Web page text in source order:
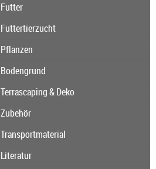
Futter
Futtertierzucht
Pflanzen
Bodengrund
Terrascaping & Deko
Zubehör
Transportmaterial
Literatur